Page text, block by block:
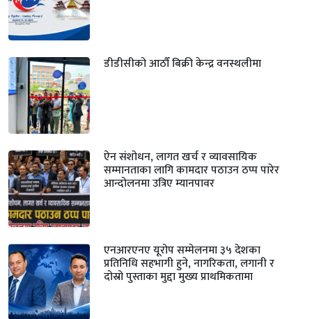
डीडीसीको आठौँ बिक्री केन्द्र वनस्थलीमा
ऐन संशोधन, लागत खर्च र व्यावसायिक
सम्मानताका लागि कामदार पठाउन ठप्प पारेर
आन्दोलनमा उत्रिए म्यानपावर
एनआरएनए यूरोप सम्मेलनमा ३५ देशका
प्रतिनिधि सहभागी हुने, नागरिकता, लगानी र
दोस्रो पुस्ताका मुद्दा मुख्य प्राथमिकतामा